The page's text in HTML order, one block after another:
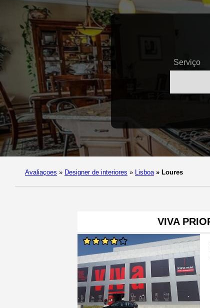
Serviço
Avaliaçoes » Designer de interiores » Lisboa » Loures
VIVA